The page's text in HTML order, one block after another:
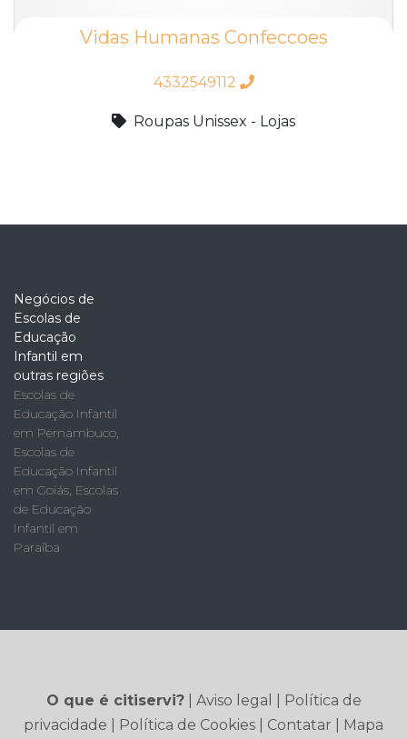
Vidas Humanas Confeccoes
4332549112
Roupas Unissex - Lojas
Negócios de
Escolas de
Educação
Infantil em
outras regiões
Escolas de
Educação Infantil
em Pernambuco,
Escolas de
Educação Infantil
em Goiás, Escolas
de Educação
Infantil em
Paraíba
O que é citiservi?| Aviso legal
Política de
privacidade
Política de Cookies Contatar Mapa